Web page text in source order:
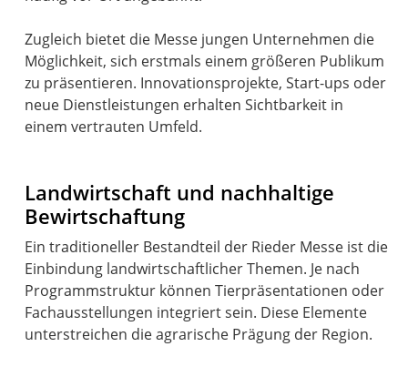
Zugleich bietet die Messe jungen Unternehmen die
Möglichkeit, sich erstmals einem größeren Publikum
zu präsentieren. Innovationsprojekte, Start-ups oder
neue Dienstleistungen erhalten Sichtbarkeit in
einem vertrauten Umfeld.
Landwirtschaft und nachhaltige
Bewirtschaftung
Ein traditioneller Bestandteil der Rieder Messe ist die
Einbindung landwirtschaftlicher Themen. Je nach
Programmstruktur können Tierpräsentationen oder
Fachausstellungen integriert sein. Diese Elemente
unterstreichen die agrarische Prägung der Region.